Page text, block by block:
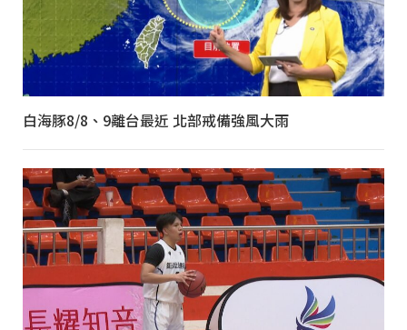
白海豚8/8、9離台最近 北部戒備強風大雨